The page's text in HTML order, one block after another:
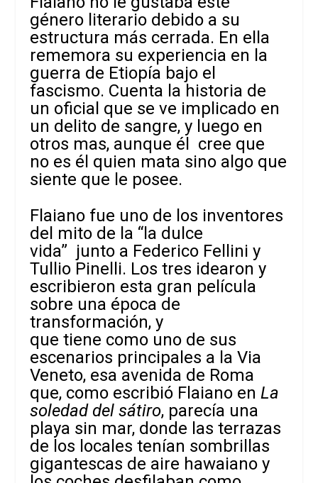
género literario debido a su
estructura más cerrada. En ella
rememora su experiencia en la
guerra de Etiopía bajo el
fascismo. Cuenta la historia de
un oficial que se ve implicado en
un delito de sangre, y luego en
otros mas, aunque él cree que
no es él quien mata sino algo que
siente que le posee.
Flaiano fue uno de los inventores
del mito de la “la dulce
vida” junto a Federico Fellini y
Tullio Pinelli. Los tres idearon y
escribieron esta gran película
sobre una época de
transformación, y
que tiene como uno de sus
escenarios principales a la Via
Veneto, esa avenida de Roma
que, como escribió Flaiano enLa
soledad del sátiro, parecía una
playa sin mar, donde las terrazas
de los locales tenían sombrillas
gigantescas de aire hawaiano y